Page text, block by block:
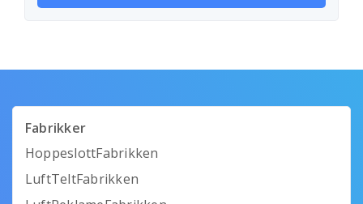
Fabrikker
HoppeslottFabrikken
LuftTeltFabrikken